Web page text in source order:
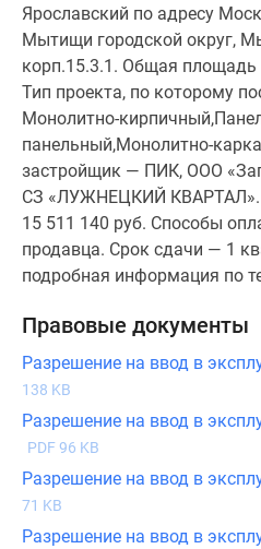
Ярославский по адресу
Мытищи городской округ,
корп.15.3.1. Общая площадь
Тип проекта, по которому
Монолитно-
панельный,Монолитно-
застройщик — ПИК, ООО
СЗ «ЛУЖНЕЦКИЙ КВАРТАЛ».
15 511 140 руб. Способы
продавца. Срок сдачи — 1
подробная информация по
Правовые документы
Разрешение на ввод в
138 KB
Разрешение на ввод в
PDF 96 KB
Разрешение на ввод в
71 KB
Разрешение на ввод в